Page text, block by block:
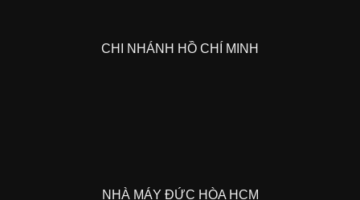
CHI NHÁNH HỒ CHÍ MINH
NHÀ MÁY ĐỨC HÒA HCM